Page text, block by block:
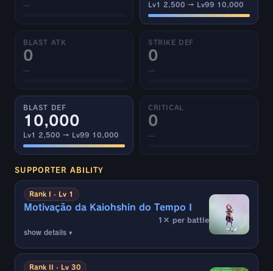
— Lv1 2,500 → Lv99 10,000
BLAST ATK
0
—
STRIKE DEF
0
—
BLAST DEF
10,000
Lv1 2,500 → Lv99 10,000
CRITICAL
0
—
SUPPORTER ABILITY
Rank I · Lv 1
Motivação da Kaiohshin do Tempo I
1× per battle
show details ▾
▼Alvos afetados
Rank II · Lv 30